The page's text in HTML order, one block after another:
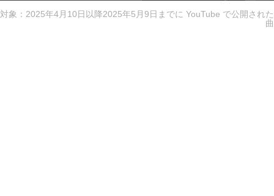
対象：2025年4月10日以降2025年5月9日までに YouTube で公開された
曲